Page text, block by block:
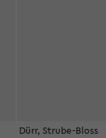
Dürr, Strube-Bloss